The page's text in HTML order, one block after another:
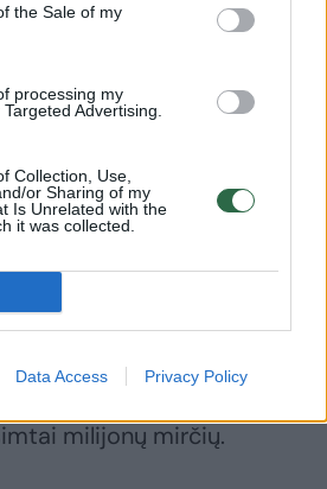
the Sale of my
processing my
Advertising.
Collection, Use,
or Sharing of my
Is Unrelated with the
it was collected.
Data Access Privacy Policy
Challenges Foundation“ išleido
„Pasaulinių katastrofų pavojus“.
su asteroidu.
skaičiavimais ir
tikėtini katastrofiški
vidutiniškai kartą per 120
baiminasi, kad
išmestos į atmosferą, gali
Saulę, o tai lems
milijonų mirčių.